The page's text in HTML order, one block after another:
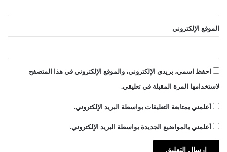
الموقع الإلكتروني
احفظ اسمي، بريدي الإلكتروني، والموقع الإلكتروني في هذا المتصفح
لاستخدامها المرة المقبلة في تعليقي.
أعلمني بمتابعة التعليقات بواسطة البريد الإلكتروني.
أعلمني بالمواضيع الجديدة بواسطة البريد الإلكتروني.